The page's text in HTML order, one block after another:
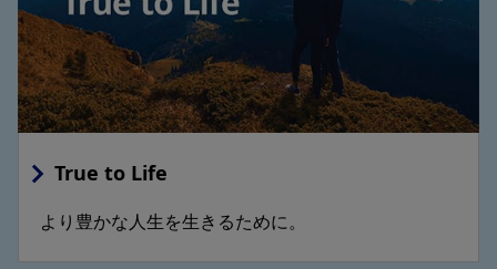
True to Life
より豊かな人生を生きるために。